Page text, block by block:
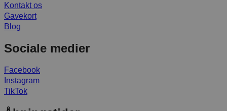
Kontakt os
Gavekort
Blog
Sociale medier
Facebook
Instagram
TikTok